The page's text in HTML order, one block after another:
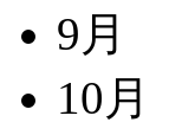
9月
10月